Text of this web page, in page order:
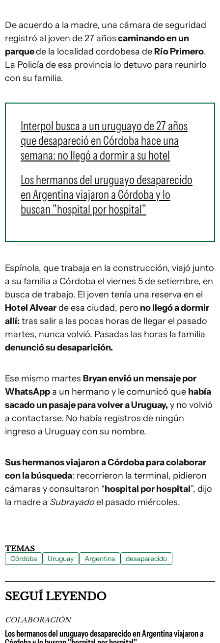
De acuerdo a la madre, una cámara de seguridad
registró al joven de 27 añoscaminando en un
parquede la localidad cordobesa deRío Primero.
La Policía de esa provincia lo detuvo para reunirlo
con su familia.
Interpol busca a un uruguayo de 27 años
que desapareció en Córdoba hace una
semana: no llegó a dormir a su hotel
Los hermanos del uruguayo desaparecido
en Argentina viajaron a Córdoba y lo
buscan "hospital por hospital"
Espínola, que trabaja en la construcción, viajó junto
a su familia a Córdoba el viernes 5 de setiembre, en
busca de trabajo. El joven tenía una reserva en el
Hotel Alvearde esa ciudad, pero no llegó a dormir
allí: tras salir a las pocas horas de llegar el pasado
martes, nunca volvió. Pasadas las horas la familia
denunció su desaparición.
Ese mismo martes Bryan envió un mensaje por
WhatsAppa un hermano y le comunicó que había
sacado un pasaje para volver a Uruguay, y no volvió
a contactarse. No había registros de ningún
ingreso a Uruguay con su nombre.
Sus hermanos viajaron a Córdoba para colaborar
con la búsqueda: recorrieron la terminal, pidieron
cámaras y consultaron “hospital por hospital”, dijo
la madre a Subrayadoel pasado miércoles.
TEMAS
Córdoba Uruguay Argentina desaparecido
SEGUÍ LEYENDO
COLABORACIÓN
Los hermanos del uruguayo desaparecido en Argentina viajaron a